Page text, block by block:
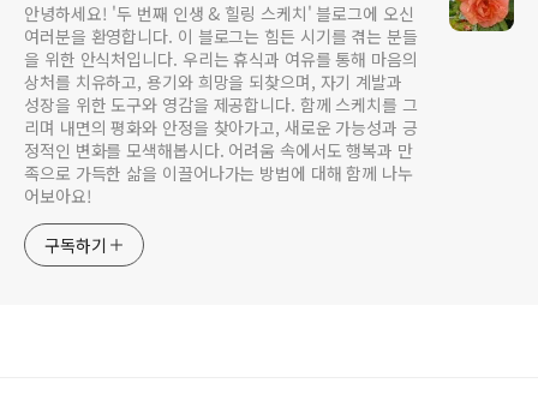
안녕하세요! '두 번째 인생 & 힐링 스케치' 블로그에 오신
여러분을 환영합니다. 이 블로그는 힘든 시기를 겪는 분들
을 위한 안식처입니다. 우리는 휴식과 여유를 통해 마음의
상처를 치유하고, 용기와 희망을 되찾으며, 자기 계발과
성장을 위한 도구와 영감을 제공합니다. 함께 스케치를 그
리며 내면의 평화와 안정을 찾아가고, 새로운 가능성과 긍
정적인 변화를 모색해봅시다. 어려움 속에서도 행복과 만
족으로 가득한 삶을 이끌어나가는 방법에 대해 함께 나누
어보아요!
구독하기